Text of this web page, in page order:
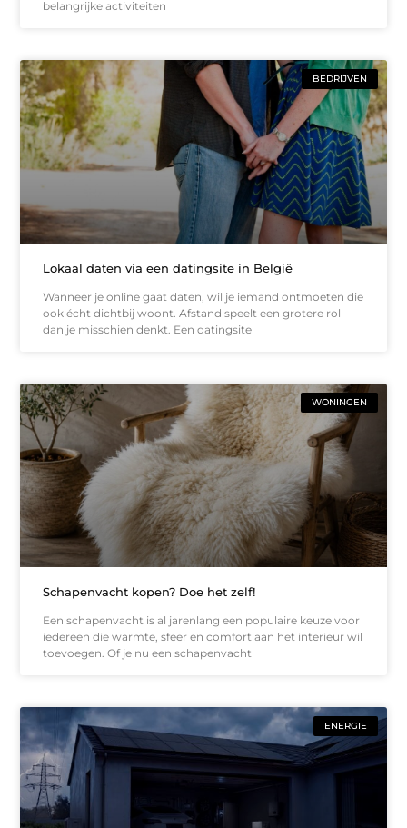
belangrijke activiteiten
BEDRIJVEN
Lokaal daten via een datingsite in België
Wanneer je online gaat daten, wil je iemand ontmoeten die
ook écht dichtbij woont. Afstand speelt een grotere rol
dan je misschien denkt. Een datingsite
WONINGEN
Schapenvacht kopen? Doe het zelf!
Een schapenvacht is al jarenlang een populaire keuze voor
iedereen die warmte, sfeer en comfort aan het interieur wil
toevoegen. Of je nu een schapenvacht
ENERGIE